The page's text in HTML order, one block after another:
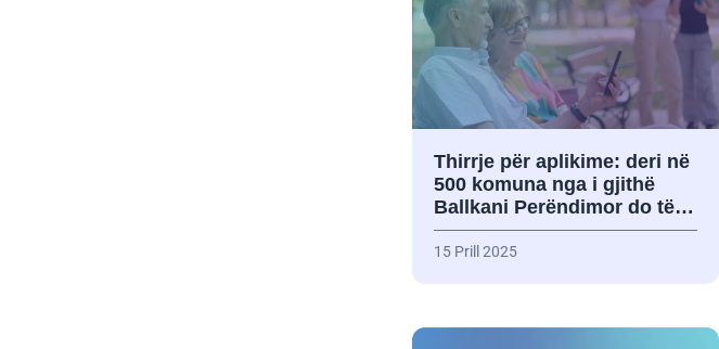
Thirrje për aplikime: deri në
500 komuna nga i gjithë
Ballkani Perëndimor do të…
15 Prill 2025